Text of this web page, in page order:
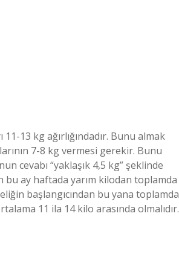
13 kg ağırlığındadır. Bunu almak
7-8 kg vermesi gerekir. Bunu
cevabı “yaklaşık 4,5 kg” şeklinde
bu ay haftada yarım kilodan toplamda
başlangıcından bu yana toplamda
11 ila 14 kilo arasında olmalıdır.